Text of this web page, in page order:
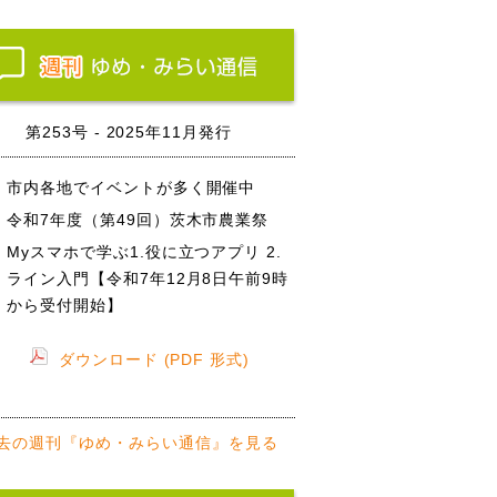
第253号 - 2025年11月発行
市内各地でイベントが多く開催中
令和7年度（第49回）茨木市農業祭
Myスマホで学ぶ1.役に立つアプリ 2.
ライン入門【令和7年12月8日午前9時
から受付開始】
ダウンロード (PDF 形式)
の週刊『ゆめ・みらい通信』を見る